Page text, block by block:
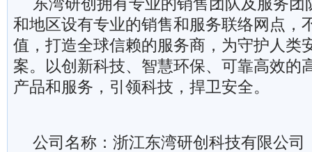
和地区设有专业的销售和服务联络网点，
值，打造全球信赖的服务商，为守护人类
案。以创新科技、智慧环保、可靠高效的
产品和服务，引领科技，捍卫安全。
公司名称：浙江东湾研创科技有限公司